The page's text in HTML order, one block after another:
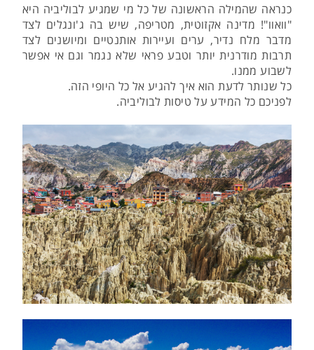
כנראה שהמילה הראשונה של כל מי שמגיע לבוליביה היא
"וואוו"! מדינה אקזוטית, מטריפה, שיש בה ג'ונגלים לצד
מדבר מלח נדיר, ערים ועיירות אותנטיים ומיושנים לצד
תרבות מודרנית יותר וטבע פראי שלא נגמר וגם אי אפשר
לשבוע ממנו.
כל שנותר לדעת הוא איך להגיע אל כל היופי הזה.
לפניכם כל המידע על טיסות לבוליביה.